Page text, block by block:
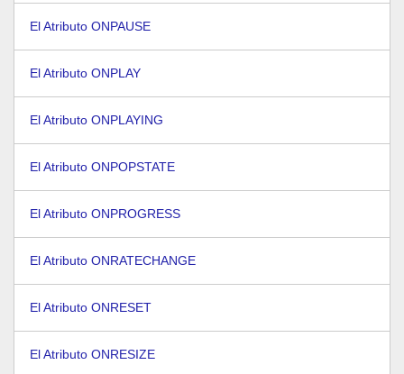
El Atributo ONPAUSE
El Atributo ONPLAY
El Atributo ONPLAYING
El Atributo ONPOPSTATE
El Atributo ONPROGRESS
El Atributo ONRATECHANGE
El Atributo ONRESET
El Atributo ONRESIZE